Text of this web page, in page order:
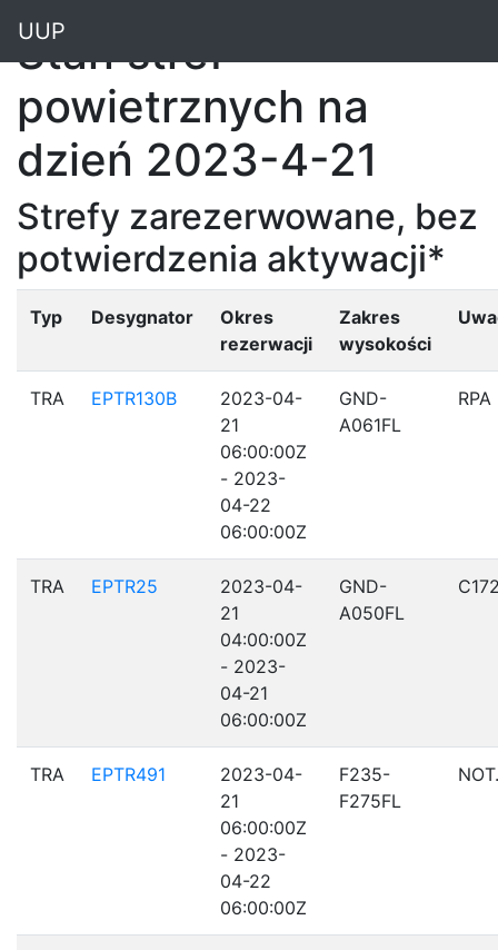
UUP
Stan stref
powietrznych na
dzień 2023-4-21
Strefy zarezerwowane, bez
potwierdzenia aktywacji*
Typ Desygnator
Okres
rezerwacji
Zakres
wysokości
TRA EPTR130B
2023-04-
21
06:00:00Z
- 2023-
04-22
06:00:00Z
GND-
A061FL
RPA
TRA EPTR25
2023-04-
21
04:00:00Z
- 2023-
04-21
06:00:00Z
GND-
A050FL
TRA EPTR491
2023-04-
21
06:00:00Z
- 2023-
04-22
06:00:00Z
F235-
F275FL